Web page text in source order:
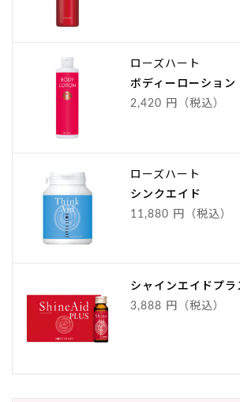
ローズハート
ボディーローション
2,420 円（税込）
ローズハート
シンクエイド
11,880 円（税込）
シャインエイドプラ
3,888 円（税込）